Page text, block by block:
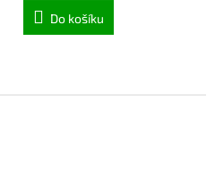
Do košíku